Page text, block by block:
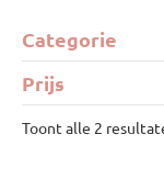
Categorie
Prijs
Toont alle 2